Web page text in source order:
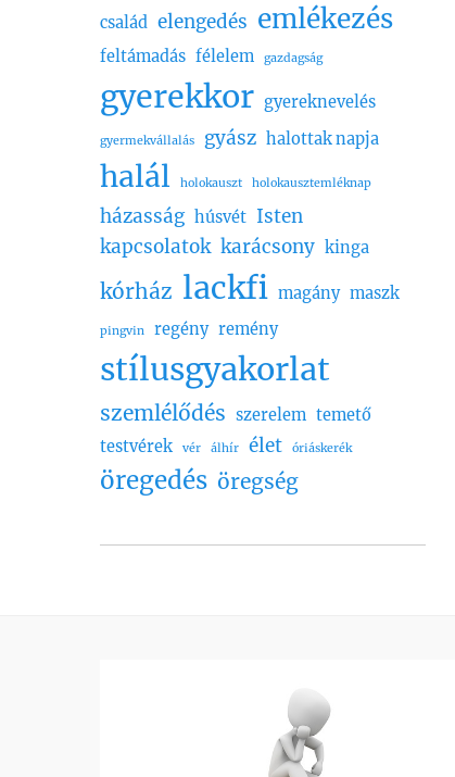
család elengedés emlékezés
feltámadás félelem gazdagság
gyerekkor gyereknevelés
gyermekvállalás gyász halottak napja
halál holokauszt holokausztemléknap
házasság húsvét Isten
kapcsolatok karácsony kinga
kórház lackfi magány maszk
pingvin regény remény
stílusgyakorlat
szemlélődés szerelem temető
testvérek
vér álhír élet óriáskerék
öregedés öregség